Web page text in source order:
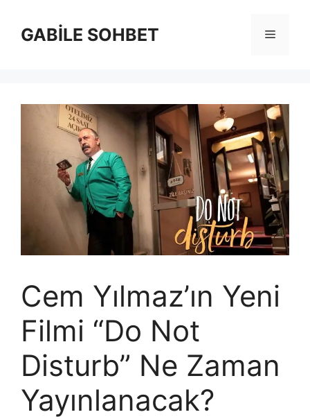
GABİLE SOHBET Menü
Cem Yılmaz’ın Yeni
Filmi “Do Not
Disturb” Ne Zaman
Yayınlanacak?